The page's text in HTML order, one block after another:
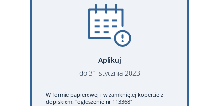
Aplikuj
do 31 stycznia 2023
W formie papierowej i w zamkniętej kopercie z
dopiskiem: "ogłoszenie nr 113368"